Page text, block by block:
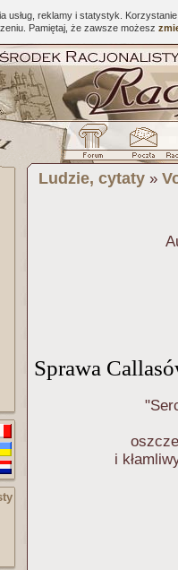
usług, reklamy i statystyk.
Pamiętaj, że zawsze możesz
Ludzie, cytaty »
Sprawa
i